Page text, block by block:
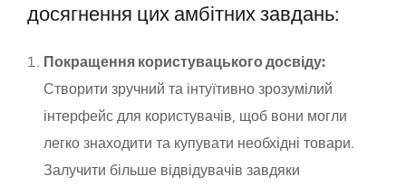
досягнення цих амбітних завдань:
Покращення користувацького досвіду:
Створити зручний та інтуїтивно зрозумілий
інтерфейс для користувачів, щоб вони могли
легко знаходити та купувати необхідні товари.
Залучити більше відвідувачів завдяки